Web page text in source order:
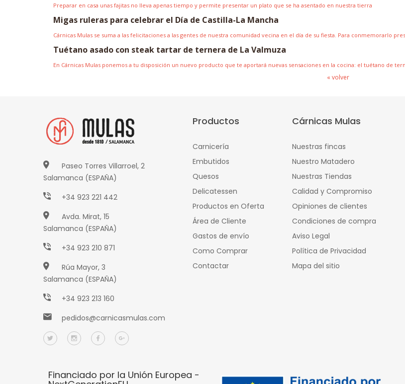
Preparar en casa unas fajitas no lleva apenas tiempo y permite presentar un plato que se ha asentado en nuestra tierra
Migas ruleras para celebrar el Día de Castilla-La Mancha
Cárnicas Mulas se suma a las felicitaciones a las gentes de nuestra comunidad vecina en el día de su fiesta. Para conmemorarlo
Tuétano asado con steak tartar de ternera de La Valmuza
En Cárnicas Mulas ponemos a tu disposición un nuevo producto que te aportará nuevas sensaciones en la cocina: el tuétano de
« volver
Paseo Torres Villarroel, 2
Salamanca (ESPAÑA)
+34 923 221 442
Avda. Mirat, 15
Salamanca (ESPAÑA)
+34 923 210 871
Rúa Mayor, 3
Salamanca (ESPAÑA)
+34 923 213 160
pedidos@carnicasmulas.com
Productos
Carnicería
Embutidos
Quesos
Delicatessen
Productos en Oferta
Área de Cliente
Gastos de envío
Como Comprar
Contactar
Cárnicas Mulas
Nuestras fincas
Nuestro Matadero
Nuestras Tiendas
Calidad y Compromiso
Opiniones de clientes
Condiciones de compra
Aviso Legal
Política de Privacidad
Mapa del sitio
Financiado por la Unión Europea -